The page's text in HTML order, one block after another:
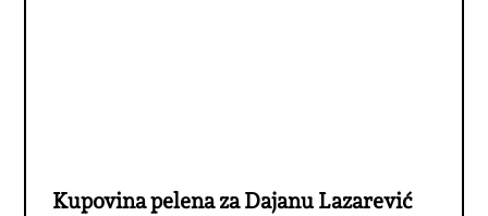
Kupovina pelena za Dajanu Lazarević